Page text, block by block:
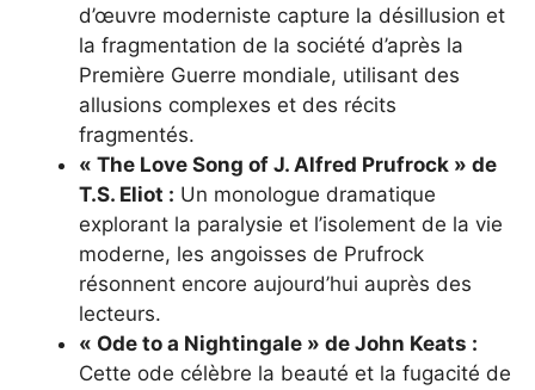
d’œuvre moderniste capture la désillusion et
la fragmentation de la société d’après la
Première Guerre mondiale, utilisant des
allusions complexes et des récits
fragmentés.
« The Love Song of J. Alfred Prufrock » de
T.S. Eliot : Un monologue dramatique
explorant la paralysie et l’isolement de la vie
moderne, les angoisses de Prufrock
résonnent encore aujourd’hui auprès des
lecteurs.
« Ode to a Nightingale » de John Keats :
Cette ode célèbre la beauté et la fugacité de